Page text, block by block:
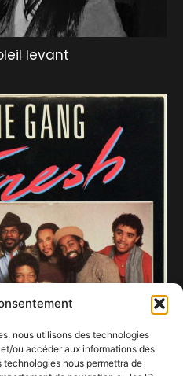
nous utilisons des technologies
ou accéder aux informations des
nous permettra de
levant